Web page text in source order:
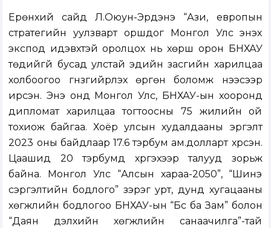
Ерөнхий сайд Л.Оюун-Эрдэнэ “Ази, европын
стратегийн уулзварт оршдог Монгол Улс энэхүү
экспод идэвхтэй оролцох нь хөрш орон БНХАУ
төдийгүй бусад улстай эдийн засгийн харилцаа
холбоогоо гүнзгийрүүлэх өргөн боломж нээсээр
ирсэн. Энэ онд Монгол Улс, БНХАУ-ын хооронд
дипломат харилцаа тогтоосны 75 жилийн ой
тохиож байгаа. Хоёр улсын худалдааны эргэлт
2023 оны байдлаар 17.6 тэрбум ам.долларт хүрсэн.
Цаашид 20 тэрбумд хүргэхээр талууд зорьж
байна. Монгол Улс “Алсын хараа-2050”, “Шинэ
сэргэлтийн бодлого” зэрэг урт, дунд хугацааны
хөгжлийн бодлогоо БНХАУ-ын “Бүс ба Зам” болон
“Даян дэлхийн хөгжлийн санаачилга”-тай